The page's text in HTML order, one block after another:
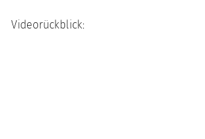
Videorückblick: